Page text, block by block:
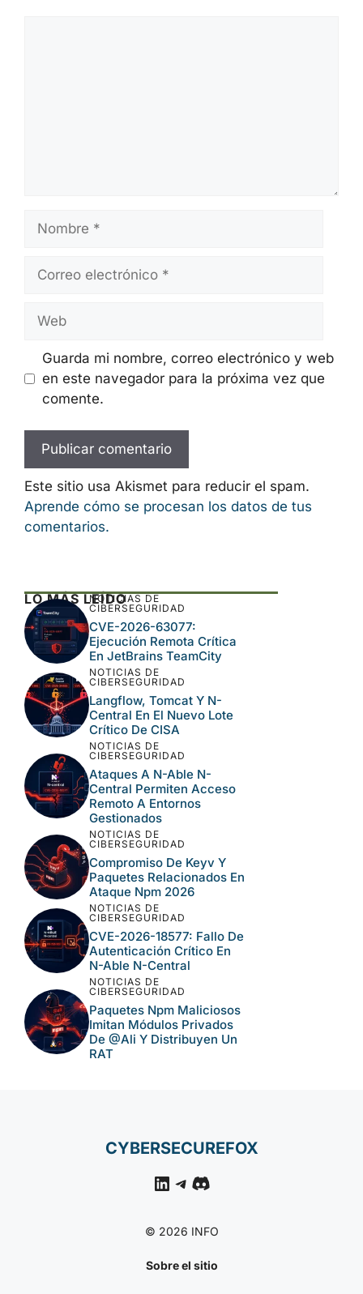
Nombre
Correo
Web
Guarda mi nombre, correo electrónico y web
en este navegador para la próxima vez que
comente.
Este sitio usa Akismet para reducir el spam.
Aprende cómo se procesan los datos de tus
comentarios.
LO MÁS LEÍDO
NOTICIAS DE
CIBERSEGURIDAD
CVE-2026-63077:
Ejecución Remota Crítica
En JetBrains TeamCity
NOTICIAS DE
CIBERSEGURIDAD
Langflow, Tomcat Y N-
Central En El Nuevo Lote
Crítico De CISA
NOTICIAS DE
CIBERSEGURIDAD
Ataques A N-Able N-
Central Permiten Acceso
Remoto A Entornos
Gestionados
NOTICIAS DE
CIBERSEGURIDAD
Compromiso De Keyv Y
Paquetes Relacionados En
Ataque Npm 2026
NOTICIAS DE
CIBERSEGURIDAD
CVE-2026-18577: Fallo De
Autenticación Crítico En
N-Able N-Central
NOTICIAS DE
CIBERSEGURIDAD
Paquetes Npm Maliciosos
Imitan Módulos Privados
De @ali Y Distribuyen Un
RAT
CYBERSECUREFOX
LinkedIn
Telegram
Discord
© 2026 INFO
Sobre el sitio